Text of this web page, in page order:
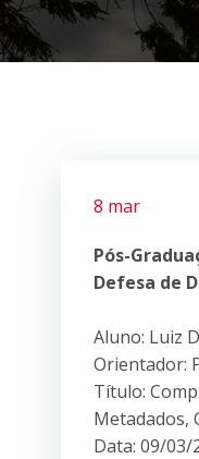
8 mar
Pós-
Defesa de
Aluno: Luiz
Orientador:
Título:
Metadados,
Data: 09/03/